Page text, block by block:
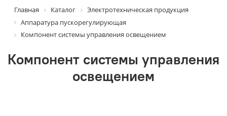
Главная Каталог
Электротехническая продукция
Аппаратура пускорегулирующая
Компонент системы управления освещением
Компонент системы управления
освещением